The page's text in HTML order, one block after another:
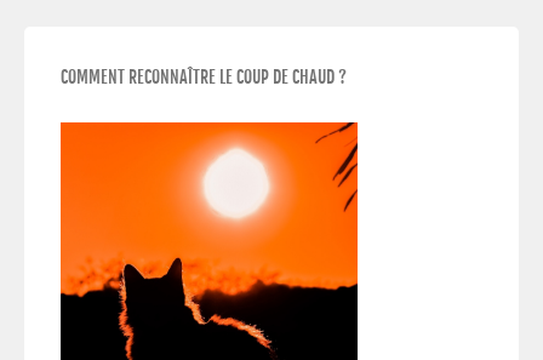
COMMENT RECONNAÎTRE LE COUP DE CHAUD ?